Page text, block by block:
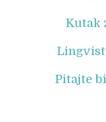
Kutak
Pitajte